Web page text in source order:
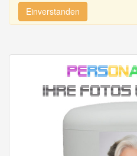
Einverstanden